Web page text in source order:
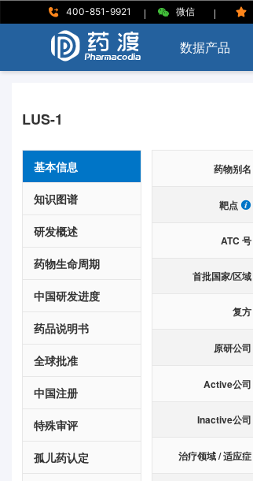
400-851-9921 | 微信 |
数据产品
LUS-1
基本信息
知识图谱
研发概述
药物生命周期
中国研发进度
药品说明书
全球批准
中国注册
特殊审评
孤儿药认定
药物别名
靶点
ATC 号
首批国家/区域
复方
原研公司
Active公司
Inactive公司
治疗领域 / 适应症